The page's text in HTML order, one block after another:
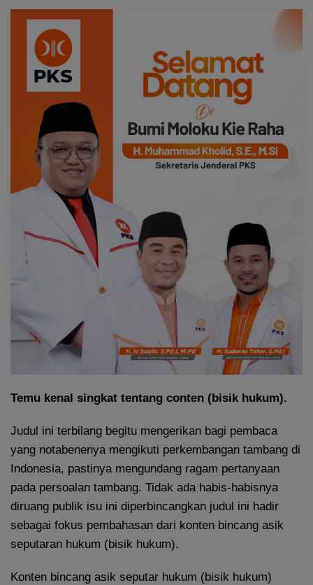
Temu kenal singkat tentang conten (bisik hukum).
Judul ini terbilang begitu mengerikan bagi pembaca
yang notabenenya mengikuti perkembangan tambang di
Indonesia, pastinya mengundang ragam pertanyaan
pada persoalan tambang. Tidak ada habis-habisnya
diruang publik isu ini diperbincangkan judul ini hadir
sebagai fokus pembahasan dari konten bincang asik
seputaran hukum (bisik hukum).
Konten bincang asik seputar hukum (bisik hukum)